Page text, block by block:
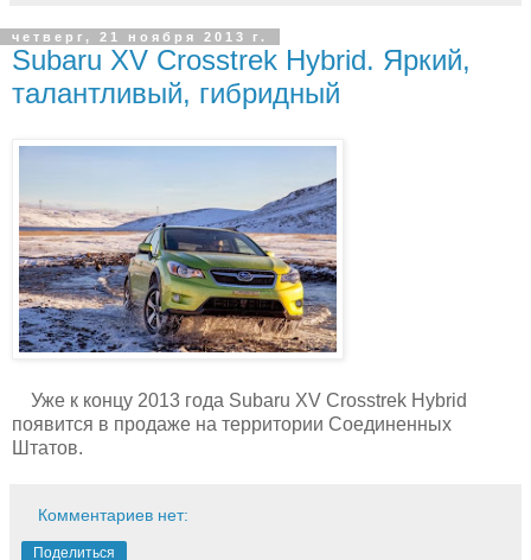
четверг, 21 ноября 2013 г.
Subaru XV Crosstrek Hybrid. Яркий,
талантливый, гибридный
Уже к концу 2013 года Subaru XV Crosstrek Hybrid
появится в продаже на территории Соединенных
Штатов.
Комментариев нет:
Поделиться